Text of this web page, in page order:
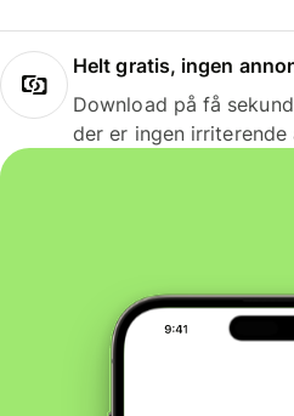
Helt gratis, ingen
Download på få
der er ingen irriterende